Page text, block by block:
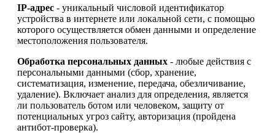
IP-адрес - уникальный числовой идентификатор
устройства в интернете или локальной сети, с помощью
которого осуществляется обмен данными и определение
местоположения пользователя.
Обработка персональных данных - любые действия с
персональными данными (сбор, хранение,
систематизация, изменение, передача, обезличивание,
удаление). Включает анализ для определения, является
ли пользователь ботом или человеком, защиту от
потенциальных угроз сайту, авторизация (пройдена
антибот-проверка).